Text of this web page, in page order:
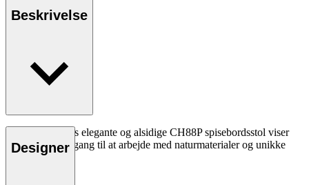
Beskrivelse
Hans J. Wegners elegante og alsidige CH88P spisebordsstol viser
hans legende tilgang til at arbejde med naturmaterialer og unikke
Designer